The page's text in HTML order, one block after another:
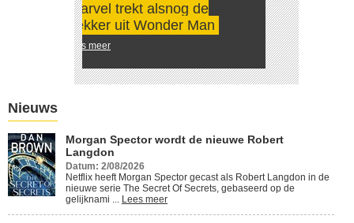
Morgan Spector wordt de
nieuwe Robert Langdon
Nieuws
Morgan Spector wordt de nieuwe Robert
Langdon
Datum: 2/08/2026
Netflix heeft Morgan Spector gecast als Robert Langdon in de
nieuwe serie The Secret Of Secrets, gebaseerd op de
gelijknami ... Lees meer